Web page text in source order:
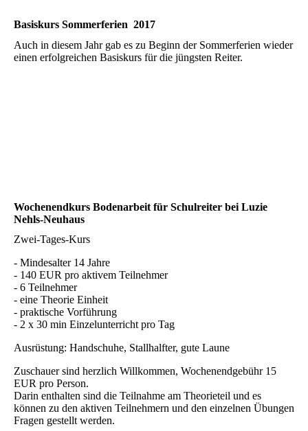
Basiskurs Sommerferien 2017
Auch in diesem Jahr gab es zu Beginn der Sommerferien wieder
einen erfolgreichen Basiskurs für die jüngsten Reiter.
Wochenendkurs Bodenarbeit für Schulreiter bei Luzie
Nehls-Neuhaus
Zwei-Tages-Kurs
- Mindesalter 14 Jahre
- 140 EUR pro aktivem Teilnehmer
- 6 Teilnehmer
- eine Theorie Einheit
- praktische Vorführung
- 2 x 30 min Einzelunterricht pro Tag
Ausrüstung: Handschuhe, Stallhalfter, gute Laune
Zuschauer sind herzlich Willkommen, Wochenendgebühr 15
EUR pro Person.
Darin enthalten sind die Teilnahme am Theorieteil und es
können zu den aktiven Teilnehmern und den einzelnen Übungen
Fragen gestellt werden.